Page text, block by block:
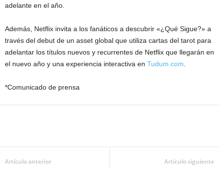
adelante en el año.
Además, Netflix invita a los fanáticos a descubrir «¿Qué Sigue?» a
través del debut de un asset global que utiliza cartas del tarot para
adelantar los títulos nuevos y recurrentes de Netflix que llegarán en
el nuevo año y una experiencia interactiva en Tudum.com.
*Comunicado de prensa
Artículo anterior Artículo siguiente